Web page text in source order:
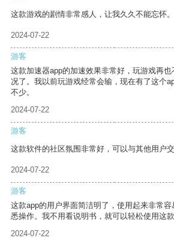
这款游戏的剧情非常感人，让我久久不能忘怀。
2024-07-22
游客
这款加速器app的加速效果非常好，玩游戏再
况了。我以前玩游戏经常会输，现在有了这个
不少。
2024-07-22
游客
这款软件的社区氛围非常好，可以与其他用户交
2024-07-22
游客
这款app的用户界面简洁明了，使用起来非常
悉操作。我不用看说明书，就可以轻松使用这款
2024-07-22